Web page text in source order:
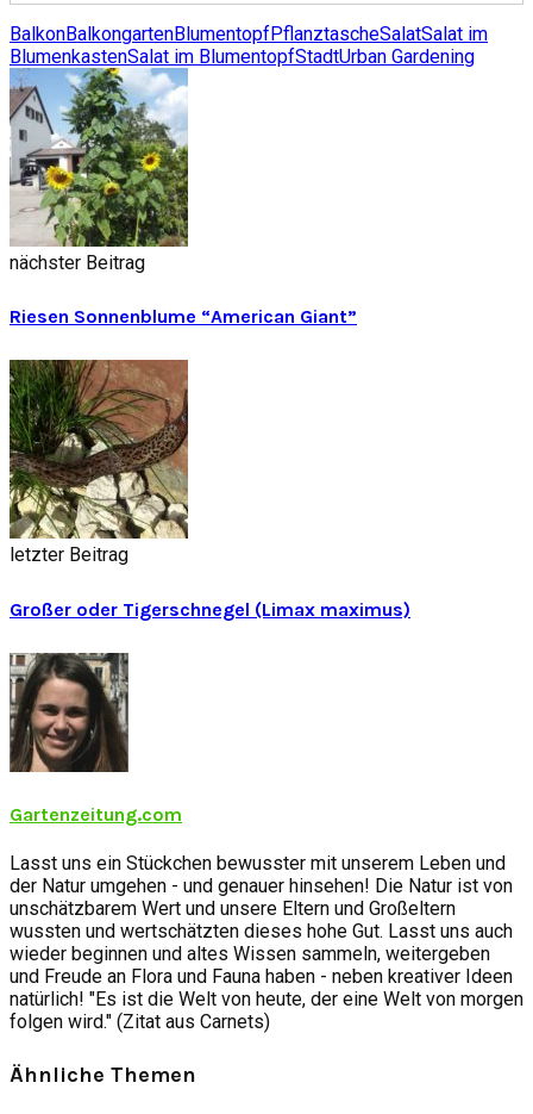
BalkonBalkongartenBlumentopfPflanztascheSalatSalat im
BlumenkastenSalat im BlumentopfStadtUrban Gardening
nächster Beitrag
Riesen Sonnenblume “American Giant”
letzter Beitrag
Großer oder Tigerschnegel (Limax maximus)
Gartenzeitung.com
Lasst uns ein Stückchen bewusster mit unserem Leben und
der Natur umgehen - und genauer hinsehen! Die Natur ist von
unschätzbarem Wert und unsere Eltern und Großeltern
wussten und wertschätzten dieses hohe Gut. Lasst uns auch
wieder beginnen und altes Wissen sammeln, weitergeben
und Freude an Flora und Fauna haben - neben kreativer Ideen
natürlich! "Es ist die Welt von heute, der eine Welt von morgen
folgen wird." (Zitat aus Carnets)
Ähnliche Themen